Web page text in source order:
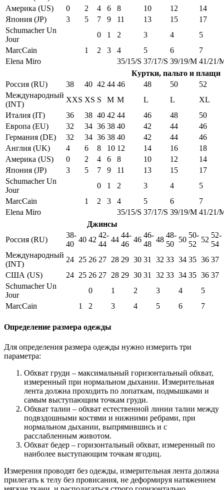
Америка (US)
0 2 4 6 8 10 12
14
Япония (JP)
3 5 7 9 11 13 15
17
Schumacher Un
Jour
0 1 2 3 4
5
MarcCain
1 2 3 4 5 6
7
Elena Miro
35/15/S 37/17/S 39/19/M 41/21/
Куртки, пальто и плащи
Россия (RU)
38 40 42 44 46 48 50
52
Международный
(INT)
XXS XS S M M L L
XL
Италия (IT)
36 38 40 42 44 46 48
50
Европа (EU)
32 34 36 38 40 42 44
46
Германия (DE)
32 34 36 38 40 42 44
46
Англия (UK)
4 6 8 10 12 14 16
18
Америка (US)
0 2 4 6 8 10 12
14
Япония (JP)
3 5 7 9 11 13 15
17
Schumacher Un
Jour
0 1 2 3 4
5
MarcCain
1 2 3 4 5 6
7
Elena Miro
35/15/S 37/17/S 39/19/M 41/21/
Джинсы
Россия (RU)
38-
40
40 42
42-
44
44
44-
46
46
46-
48
48
48-
50
50
50-
52
52
52-
54
Международный
(INT)
24 25 26 27 28 29 30 31 32 33 34 35 36 37
США (US)
24 25 26 27 28 29 30 31 32 33 34 35 36 37
Schumacher Un
Jour
0 1 2 3 4
5
MarcCain
1 2 3 4 5 6 7
Определение размера одежды
Для определения размера одежды нужно измерить три
параметра:
Обхват груди – максимальный горизонтальный обхват,
измеренный при нормальном дыхании. Измерительная
лента должна проходить по лопаткам, подмышками и
самым выступающим точкам груди.
Обхват талии – обхват естественной линии талии между
подвздошными костями и нижними ребрами, при
нормальном дыхании, выпрямившись и с
расслабленным животом.
Обхват бедер – горизонтальный обхват, измеренный по
наиболее выступающим точкам ягодиц.
Измерения проводят без одежды, измерительная лента должна
прилегать к телу без провисания, не деформируя натяжением